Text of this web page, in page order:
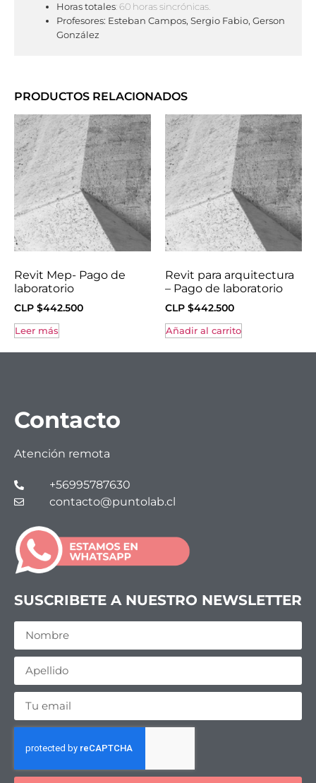
PRODUCTOS RELACIONADOS
Revit Mep- Pago de
laboratorio
CLP $442.500
Leer más
Revit para arquitectura
– Pago de laboratorio
CLP $442.500
Añadir al carrito
Horas totales: 60 horas sincrónicas.
Profesores: Esteban Campos, Sergio Fabio, Gerson
González
Contacto
Atención remota
+56995787630
contacto@puntolab.cl
SUSCRIBETE A NUESTRO NEWSLETTER